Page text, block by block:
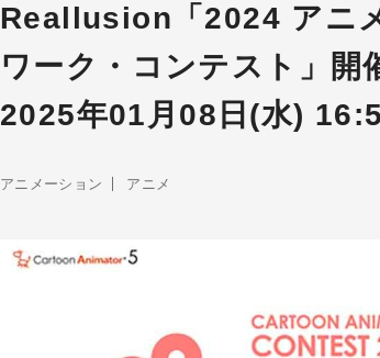
Reallusion「2024 アニ
ワーク・コンテスト」開
2025年01月08日(水)
アニメーション アニメ